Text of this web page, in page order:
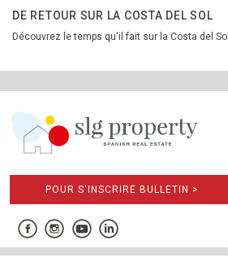
DE RETOUR SUR LA COSTA DEL SOL
Découvrez le temps qu'il fait sur la Costa del Sol
POUR S'INSCRIRE BULLETIN >